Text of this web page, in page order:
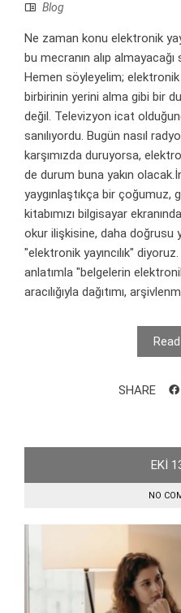
Blog
Ne zaman konu elektronik
bu mecranın alıp almayacağı
Hemen söyleyelim; elektronik
birbirinin yerini alma gibi bir
değil. Televizyon icat
sanılıyordu. Bugün nasıl
karşımızda duruyorsa,
de durum buna yakın
yaygınlaştıkça bir çoğumuz,
kitabımızı bilgisayar
okur ilişkisine, daha doğrusu
"elektronik yayıncılık" diyoruz.
anlatımla "belgelerin
aracılığıyla dağıtımı,
SHARE
EKI
NO